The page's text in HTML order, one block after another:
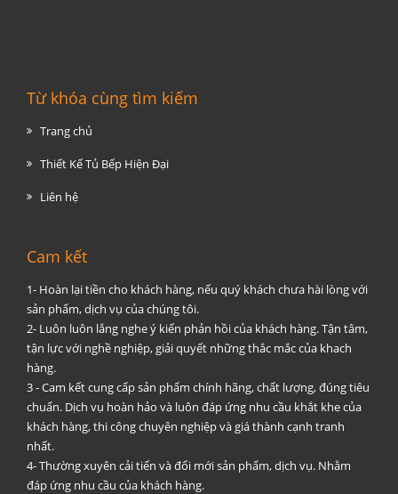
Từ khóa cùng tìm kiếm
Trang chủ
Thiết Kế Tủ Bếp Hiện Đại
Liên hệ
Cam kết
1- Hoàn lại tiền cho khách hàng, nếu quý khách chưa hài lòng với
sản phẩm, dịch vụ của chúng tôi.
2- Luôn luôn lắng nghe ý kiến phản hồi của khách hàng. Tận tâm,
tận lực với nghề nghiệp, giải quyết những thắc mắc của khach
hàng.
3 - Cam kết cung cấp sản phẩm chính hãng, chất lượng, đúng tiêu
chuẩn. Dịch vụ hoàn hảo và luôn đáp ứng nhu cầu khắt khe của
khách hàng, thi công chuyên nghiệp và giá thành cạnh tranh
nhất.
4- Thường xuyên cải tiến và đổi mới sản phẩm, dịch vụ. Nhằm
đáp ứng nhu cầu của khách hàng.